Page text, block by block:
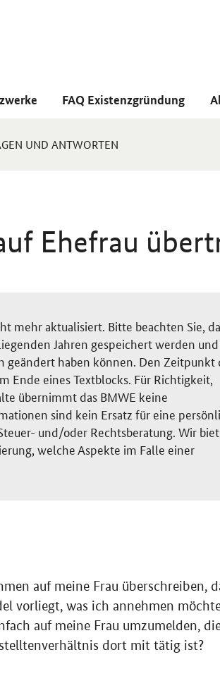
FAQ Existenzgründung
UND ANTWORTEN
Ehefrau
mehr aktualisiert. Bitte beachten Sie,
Jahren gespeichert werden
geändert haben können. Den Zeitpunkt
Ende eines Textblocks. Für Richtigkeit,
übernimmt das BMWE keine
sind kein Ersatz für eine
und/oder Rechtsberatung. Wir
welche Aspekte im Falle einer
auf meine Frau überschreiben,
vorliegt, was ich annehmen
auf meine Frau umzumelden,
dort mit tätig ist?